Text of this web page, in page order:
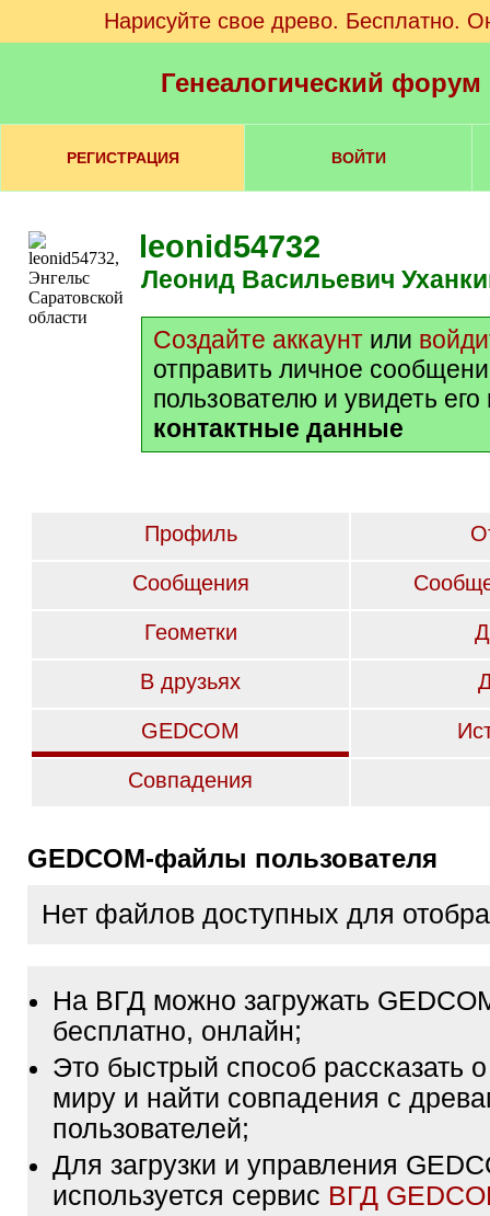
Нарисуйте свое древо. Бесплатно.
Генеалогический
РЕГИСТРАЦИЯ ВОЙТИ
leonid54732
Леонид Васильевич
Создайте аккаунт или
отправить личное
пользователю и увидеть
контактные данные
Профиль
Сообщения
Геометки
В друзьях
GEDCOM
Совпадения
GEDCOM-файлы пользователя
Нет файлов доступных для
На ВГД можно загружать
бесплатно, онлайн;
Это быстрый способ рассказать
миру и найти совпадения с
пользователей;
Для загрузки и управления
используется сервис ВГД